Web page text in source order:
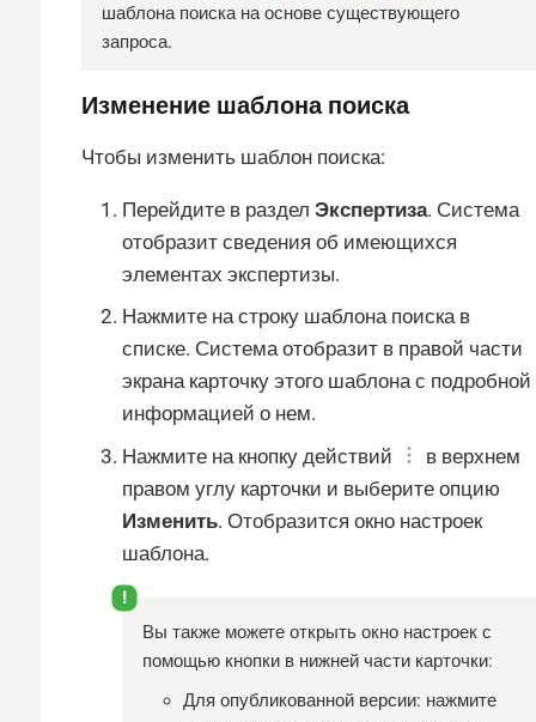
шаблона поиска на основе существующего
запроса.
Изменение шаблона поиска
Чтобы изменить шаблон поиска:
Перейдите в раздел Экспертиза. Система
отобразит сведения об имеющихся
элементах экспертизы.
Нажмите на строку шаблона поиска в
списке. Система отобразит в правой части
экрана карточку этого шаблона с подробной
информацией о нем.
Нажмите на кнопку действий
в верхнем
правом углу карточки и выберите опцию
Изменить. Отобразится окно настроек
шаблона.
Вы также можете открыть окно настроек с
помощью кнопки в нижней части карточки:
Для опубликованной версии: нажмите